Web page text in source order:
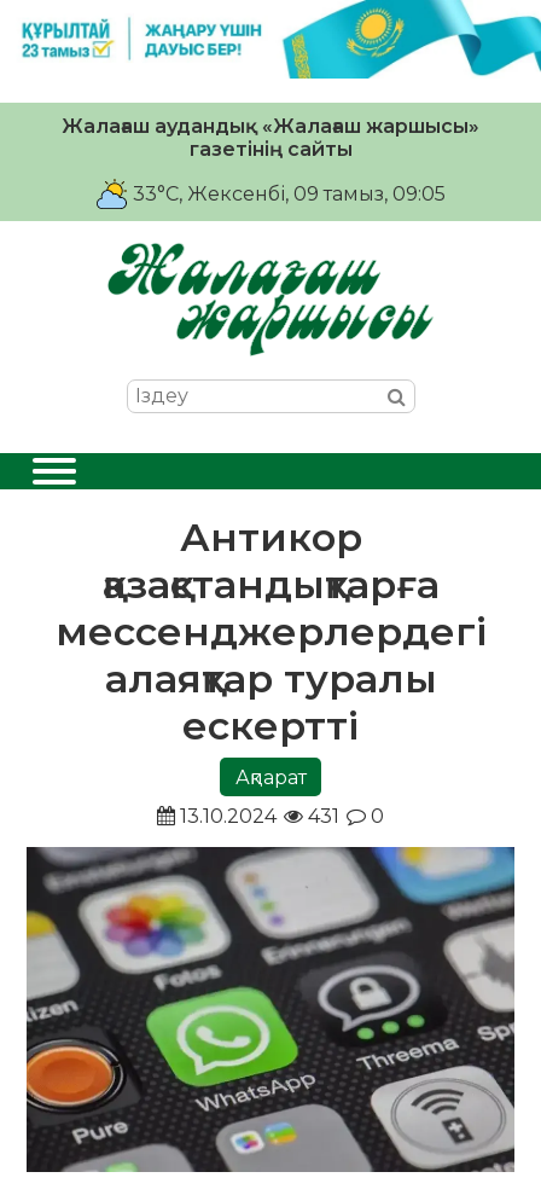
Жалағаш аудандық «Жалағаш жаршысы»
газетінің сайты
33°C, Жексенбі, 09 тамыз, 09:05
Антикор
қазақстандықтарға
мессенджерлердегі
алаяқтар туралы
ескертті
Ақпарат
13.10.2024
431 0